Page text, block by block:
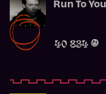
Run To You
40 834